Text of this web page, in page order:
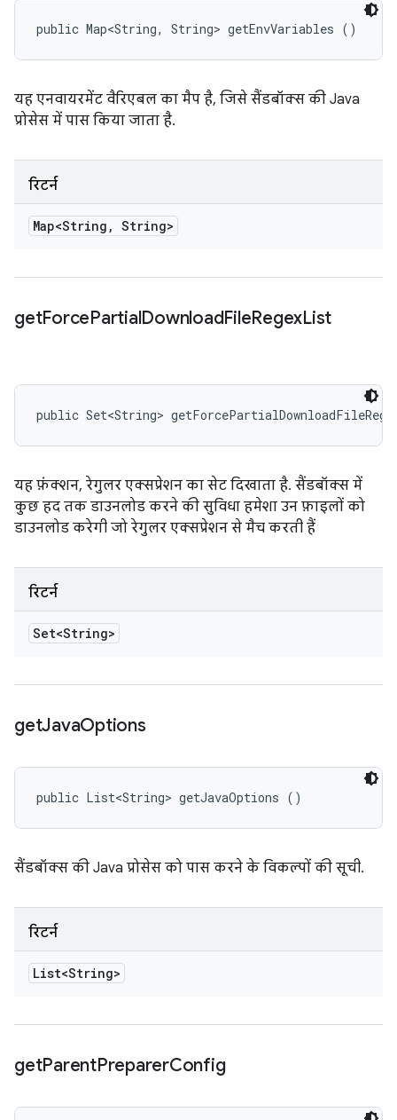
public Map<String, String> getEnvVariables ()
यह एनवायरमेंट वैरिएबल का मैप है, जिसे सैंडबॉक्स की Java
प्रोसेस में पास किया जाता है.
रिटर्न
Map<String , String>
getForcePartialDownloadFileRegexList
public Set<String>
यह फ़ंक्शन, रेगुलर एक्सप्रेशन का सेट दिखाता है. सैंडबॉक्स में
कुछ हद तक डाउनलोड करने की सुविधा हमेशा उन फ़ाइलों को
डाउनलोड करेगी जो रेगुलर एक्सप्रेशन से मैच करती हैं
रिटर्न
Set<String>
getJavaOptions
public List<String> getJavaOptions ()
सैंडबॉक्स की Java प्रोसेस को पास करने के विकल्पों की सूची.
रिटर्न
List<String>
getParentPreparerConfig